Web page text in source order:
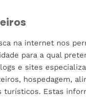
na internet nos
para a qual
e sites
hospedagem,
turísticos. Estas